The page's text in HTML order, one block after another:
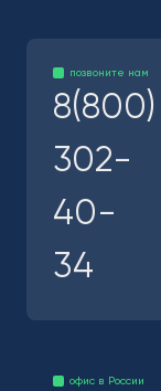
позвоните нам
8(800)
302-
40-
34
офис в России